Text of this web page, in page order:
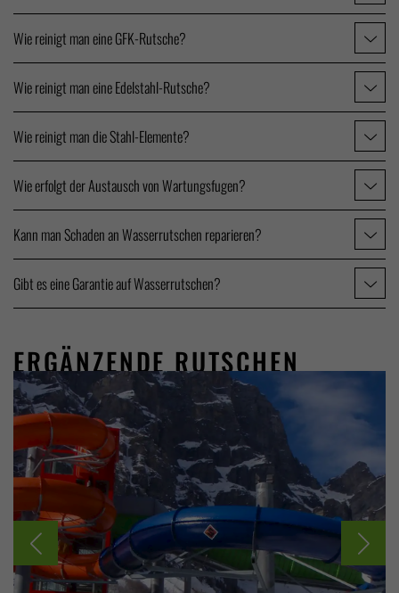
Wie reinigt man eine GFK-Rutsche?
Wie reinigt man eine Edelstahl-Rutsche?
Wie reinigt man die Stahl-Elemente?
Wie erfolgt der Austausch von Wartungsfugen?
Kann man Schaden an Wasserrutschen reparieren?
Gibt es eine Garantie auf Wasserrutschen?
ERGÄNZENDE RUTSCHEN